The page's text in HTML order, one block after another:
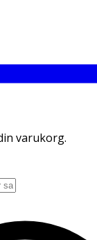
varukorg.